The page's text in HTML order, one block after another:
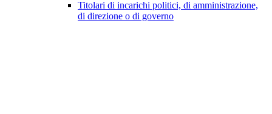
Titolari di incarichi politici, di amministrazione,
di direzione o di governo